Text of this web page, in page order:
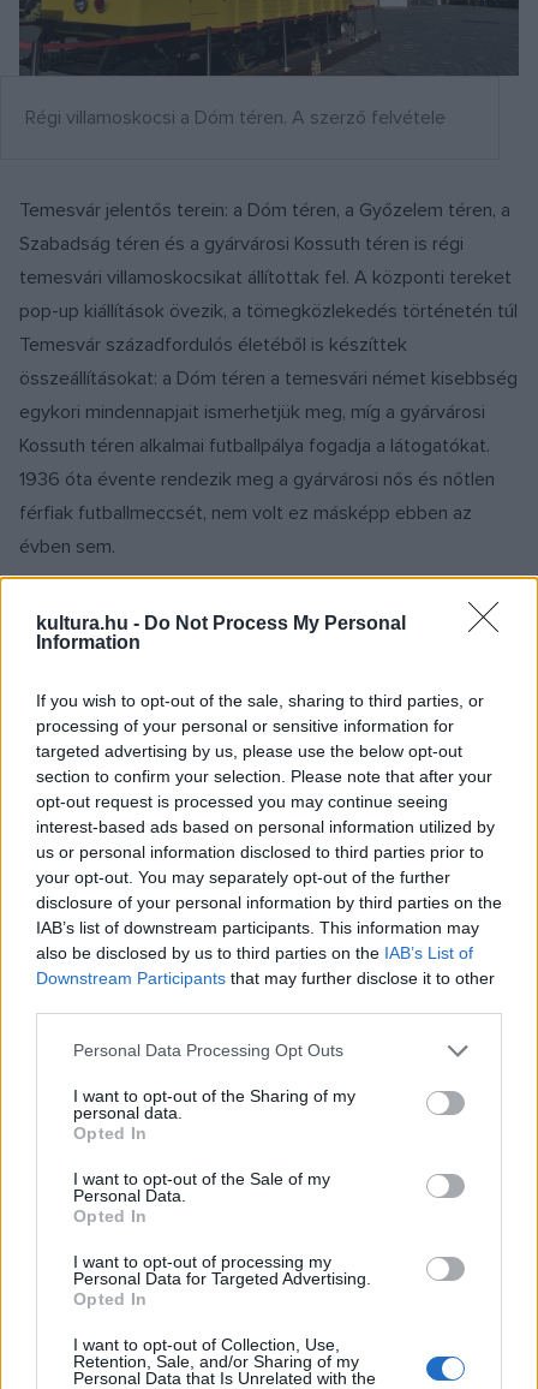
kultura.hu - Do Not Process My Personal
Information
If you wish to opt-out of the sale, sharing to third parties, or
processing of your personal or sensitive information for
targeted advertising by us, please use the below opt-out
section to confirm your selection. Please note that after your
opt-out request is processed you may continue seeing
interest-based ads based on personal information utilized by
us or personal information disclosed to third parties prior to
your opt-out. You may separately opt-out of the further
disclosure of your personal information by third parties on the
IAB’s list of downstream participants. This information may
also be disclosed by us to third parties on the IAB’s List of
Downstream Participants that may further disclose it to other
Please note that this website/app uses one or more Google
not limited to your visit or usage behaviour. You may click to
grant or deny consent to Google and its third-party tags to
use your data for below specified purposes in below Google
consent section.
Personal Data Processing Opt Outs
I want to opt-out of the Sharing of my
personal data.
Opted In
I want to opt-out of the Sale of my
Personal Data.
Opted In
I want to opt-out of processing my
Personal Data for Targeted Advertising.
Opted In
I want to opt-out of Collection, Use,
Retention, Sale, and/or Sharing of my
Personal Data that Is Unrelated with the
Régi villamoskocsi a Dóm téren. A szerző felvétele
Temesvár jelentős terein: a Dóm téren, a Győzelem téren, a
Szabadság téren és a gyárvárosi Kossuth téren is régi
temesvári villamoskocsikat állítottak fel. A központi tereket
pop-up kiállítások övezik, a tömegközlekedés történetén túl
Temesvár századfordulós életéből is készíttek
összeállításokat: a Dóm téren a temesvári német kisebbség
egykori mindennapjait ismerhetjük meg, míg a gyárvárosi
Kossuth téren alkalmai futballpálya fogadja a látogatókat.
1936 óta évente rendezik meg a gyárvárosi nős és nőtlen
férfiak futballmeccsét, nem volt ez másképp ebben az
évben sem.
Ideiglenes futballpálya a gyárvárosi Kossuth téren.
Forrás: Temesvár 2023 EKF
A Győzelem téren, ahol 1989-ben a Ceauşescu-rezsim elleni
forradalom szikrái fellobbantak, most a barcelonai MAIO
Architects által tervezett függőleges, kivilágított kert